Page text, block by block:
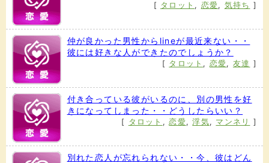
[ タロット , 恋愛, 気持ち ]
仲が良かった男性からlineが最近来ない・・
彼には好きな人ができたのでしょうか？
[ タロット , 恋愛, 友達 ]
付き合っている彼がいるのに、別の男性を好
きになってしまった・・どうしたらいい？
[ タロット ,恋愛,浮気, マンネリ ]
別れた恋人が忘れられない・・今、彼はどん